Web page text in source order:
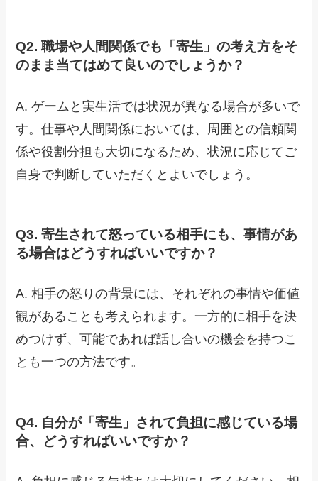
Q2. 職場や人間関係でも「寄生」の考え方をそ
のまま当てはめて良いのでしょうか？
A. ゲームと実生活では状況が異なる場合が多いで
す。仕事や人間関係においては、周囲との信頼関
係や役割分担も大切になるため、状況に応じてご
自身で判断していただくとよいでしょう。
Q3. 寄生されて怒っている相手にも、事情があ
る場合はどうすればいいですか？
A. 相手の怒りの背景には、それぞれの事情や価値
観があることも考えられます。一方的に相手を決
めつけず、可能であれば話し合いの機会を持つこ
とも一つの方法です。
Q4. 自分が「寄生」されて負担に感じている場
合、どうすればいいですか？